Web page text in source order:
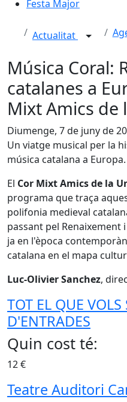
Festa Major
Actualitat
Música Coral:
catalanes a
Mixt Amics de
Diumenge, 7 de juny de
Un viatge musical per la
música catalana a Europa.
El Cor Mixt Amics de la
programa que traça
polifonia medieval
passant pel Renaixement
ja en l'època
catalana en el mapa
Luc-Olivier Sanchez,
TOT EL QUE
D'ENTRADES
Quin cost té:
12 €
Teatre Auditori